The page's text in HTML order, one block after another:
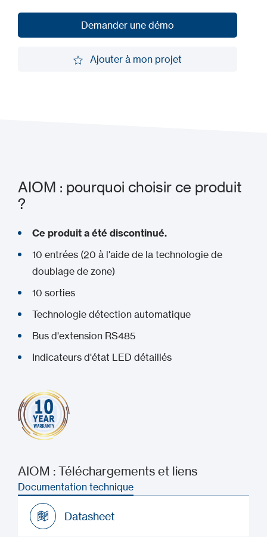
Demander une démo
Ajouter à mon projet
AIOM : pourquoi choisir ce produit
?
Ce produit a été discontinué.
10 entrées (20 à l'aide de la technologie de
doublage de zone)
10 sorties
Technologie détection automatique
Bus d'extension RS485
Indicateurs d'état LED détaillés
AIOM : Téléchargements et liens
Documentation technique
Datasheet